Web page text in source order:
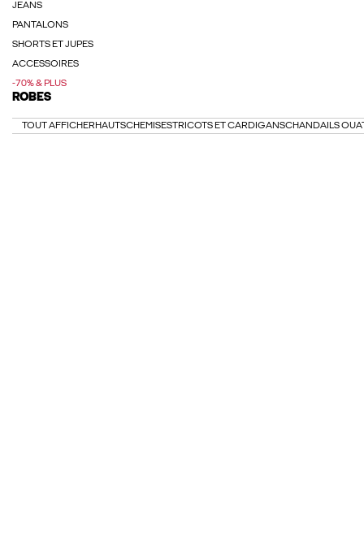
JEANS
PANTALONS
SHORTS ET JUPES
ACCESSOIRES
-70% & PLUS
ROBES
TOUT AFFICHERHAUTSCHEMISESTRICOTS ET CARDIGANSCHANDAILS